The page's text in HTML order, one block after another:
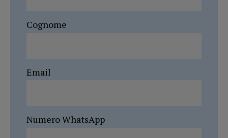
Cognome
Email
Numero WhatsApp